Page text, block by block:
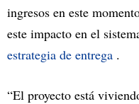
ingresos en este
este impacto en el
estrategia de entrega .
“El proyecto está